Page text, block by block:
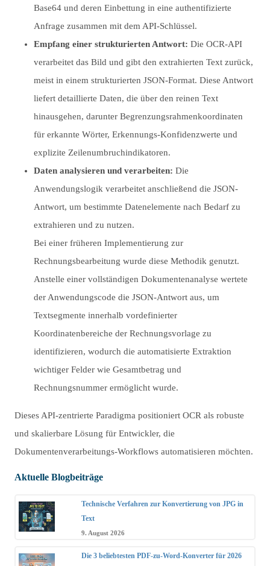
Base64 und deren Einbettung in eine authentifizierte
Anfrage zusammen mit dem API-Schlüssel.
Empfang einer strukturierten Antwort: Die OCR-API
verarbeitet das Bild und gibt den extrahierten Text zurück,
meist in einem strukturierten JSON-Format. Diese Antwort
liefert detaillierte Daten, die über den reinen Text
hinausgehen, darunter Begrenzungsrahmenkoordinaten
für erkannte Wörter, Erkennungs-Konfidenzwerte und
explizite Zeilenumbruchindikatoren.
Daten analysieren und verarbeiten: Die
Anwendungslogik verarbeitet anschließend die JSON-
Antwort, um bestimmte Datenelemente nach Bedarf zu
extrahieren und zu nutzen.
Bei einer früheren Implementierung zur
Rechnungsbearbeitung wurde diese Methodik genutzt.
Anstelle einer vollständigen Dokumentenanalyse wertete
der Anwendungscode die JSON-Antwort aus, um
Textsegmente innerhalb vordefinierter
Koordinatenbereiche der Rechnungsvorlage zu
identifizieren, wodurch die automatisierte Extraktion
wichtiger Felder wie Gesamtbetrag und
Rechnungsnummer ermöglicht wurde.
Dieses API-zentrierte Paradigma positioniert OCR als robuste
und skalierbare Lösung für Entwickler, die
Dokumentenverarbeitungs-Workflows automatisieren möchten.
Aktuelle Blogbeiträge
Technische Verfahren zur Konvertierung von JPG in
Text
9. August 2026
Die 3 beliebtesten PDF-zu-Word-Konverter für 2026